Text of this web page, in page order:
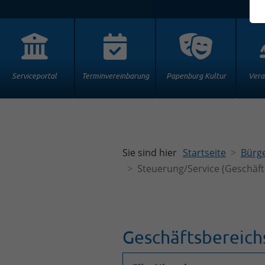
Serviceportal Terminvereinbarung Papenburg Kultur
Sie sind hier Startseite
Steuerung/Service